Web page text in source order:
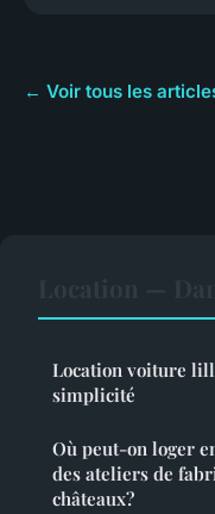
← Voir tous les
Location voiture
simplicité
Où peut-on loger
des ateliers de
châteaux?